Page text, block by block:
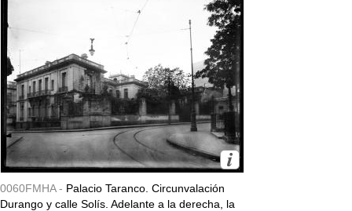
0060FMHA - Palacio Taranco. Circunvalación
Durango y calle Solís. Adelante a la derecha, la